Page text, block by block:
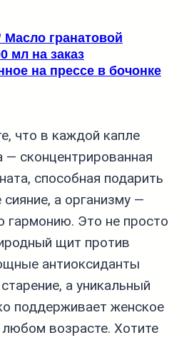
Масло гранатовой
мл на заказ
на прессе в бочонке
что в каждой капле
— сконцентрированная
способная подарить
а организму —
гармонию. Это не просто
щит против
антиоксиданты
а уникальный
поддерживает женское
возрасте. Хотите